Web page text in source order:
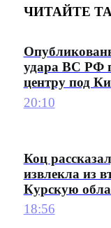
ЧИТАЙТЕ
удара ВС РФ
центру под
20:10
Коц
извлекла из
Курскую
18:56